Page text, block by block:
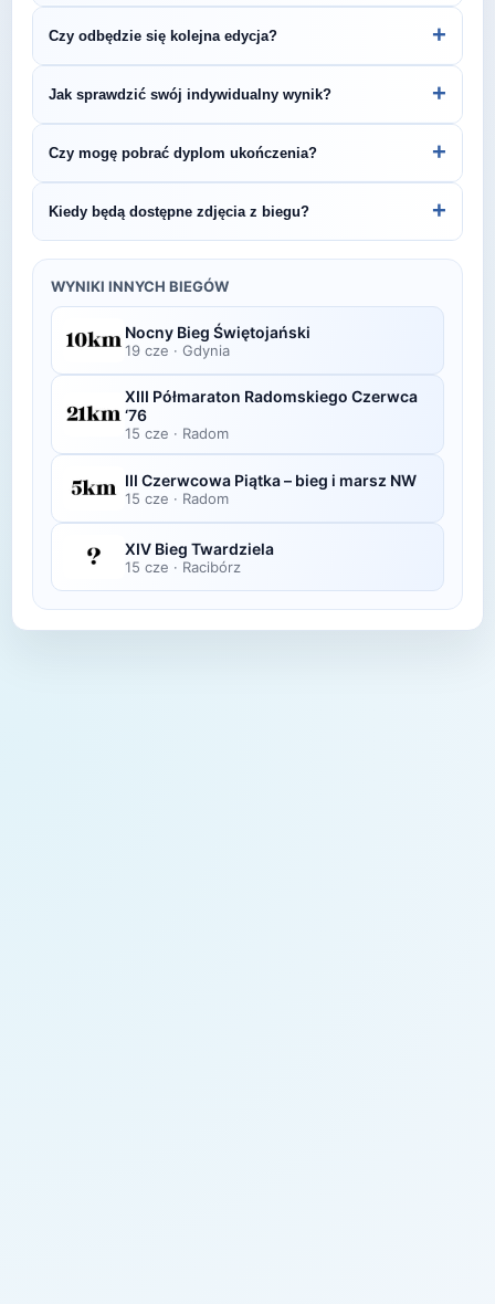
stronie internetowej lub na platformach takich jak
LiveTracking, RunnerSpace czy MarathonSport.
Czy odbędzie się kolejna edycja? +
Śledź stronę organizatora lub ZawodyBiegowe.pl,
by być na bieżąco z datą kolejnej edycji ULTRA
TURNICKI Połoniny Trail.
Jak sprawdzić swój indywidualny wynik? +
organizatora lub platformie pomiarowej podanej na
bibie startowym. Wyniki zawierają czas brutto i
netto, a często też pozycję wśród wszystkich
uczestników i w kategorii wiekowej.
Czy mogę pobrać dyplom ukończenia? +
elektroniczne dyplomy do pobrania ze strony
organizatora po opublikowaniu oficjalnych
Kiedy będą dostępne zdjęcia z biegu? +
w ciągu kilku dni po zawodach na swojej stronie
lub fanpage'u na Facebooku.
WYNIKI INNYCH BIEGÓW
Nocny Bieg Świętojański
19 cze · Gdynia
XIII Półmaraton Radomskiego Czerwca
‘76
15 cze · Radom
III Czerwcowa Piątka – bieg i marsz NW
15 cze · Radom
XIV Bieg Twardziela
15 cze · Racibórz